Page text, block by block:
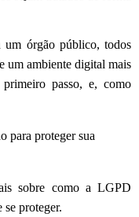
um órgão público, todos
um ambiente digital mais
passo, e, como
para proteger sua
sobre como a LGPD
proteger.